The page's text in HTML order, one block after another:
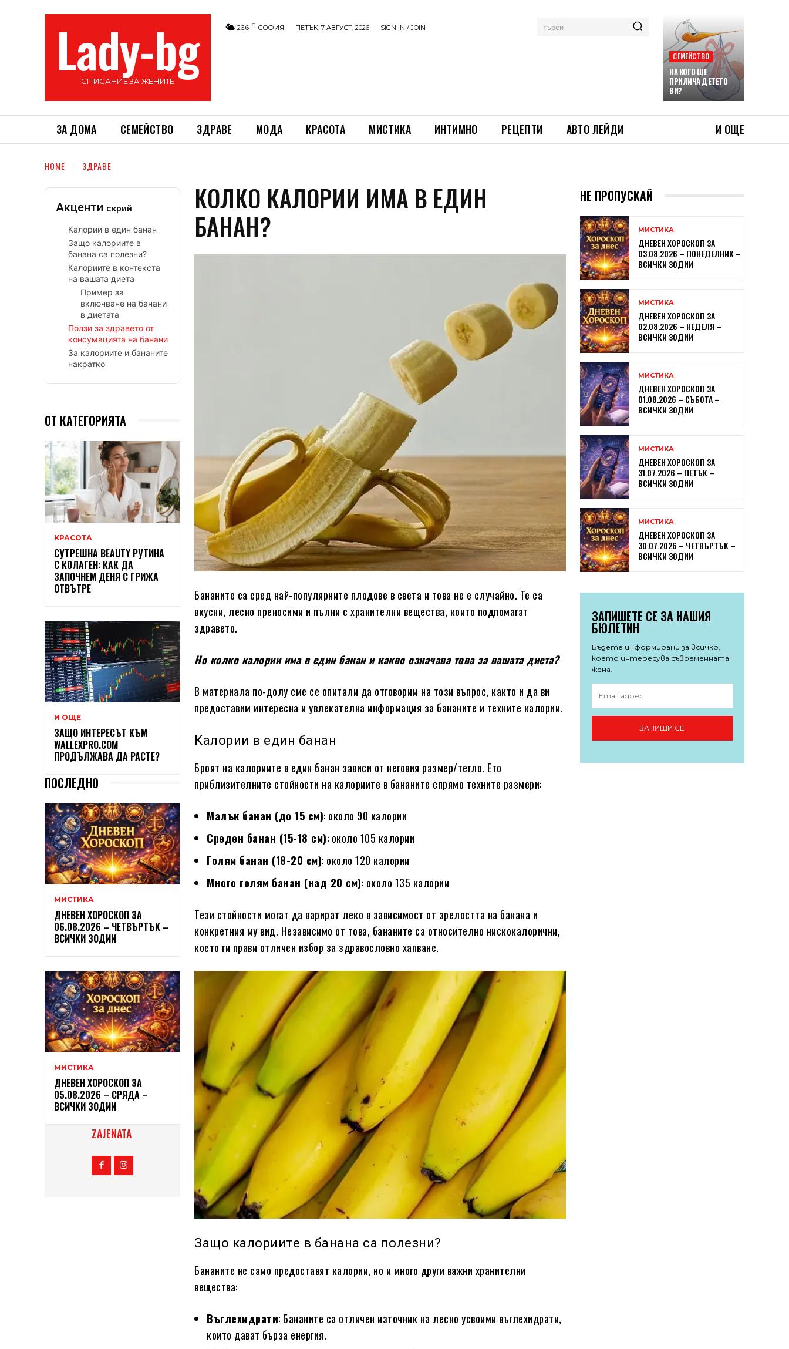
Lady-bg
СПИСАНИЕ ЗА ЖЕНИТЕ
26.6 C СОФИЯ ПЕТЪК, 7 АВГУСТ, 2026 SIGN IN / JOIN търси
СЕМЕЙСТВО
НА КОГО ЩЕ
ПРИЛИЧА ДЕТЕТО
ВИ?
ЗА ДОМА СЕМЕЙСТВО ЗДРАВЕ МОДА КРАСОТА МИСТИКА ИНТИМНО РЕЦЕПТИ АВТО ЛЕЙДИ И ОЩЕ
HOME ЗДРАВЕ
Акценти скрий
Калории в един банан
Защо калориите в
банана са полезни?
Калориите в контекста
на вашата диета
Пример за
включване на банани
в диетата
Ползи за здравето от
консумацията на банани
За калориите и бананите
накратко
ОТ КАТЕГОРИЯТА
КРАСОТА
СУТРЕШНА BEAUTY РУТИНА
С КОЛАГЕН: КАК ДА
ЗАПОЧНЕМ ДЕНЯ С ГРИЖА
ОТВЪТРЕ
И ОЩЕ
ЗАЩО ИНТЕРЕСЪТ КЪМ
WALLEXPRO.COM
ПРОДЪЛЖАВА ДА РАСТЕ?
ПОСЛЕДНО
МИСТИКА
ДНЕВЕН ХОРОСКОП ЗА
06.08.2026 – ЧЕТВЪРТЪК –
ВСИЧКИ ЗОДИИ
МИСТИКА
ДНЕВЕН ХОРОСКОП ЗА
05.08.2026 – СРЯДА –
ВСИЧКИ ЗОДИИ
ZAJENATA
КОЛКО КАЛОРИИ ИМА В ЕДИН
БАНАН?
Бананите са сред най-популярните плодове в света и това не е случайно. Те са
вкусни, лесно преносими и пълни с хранителни вещества, които подпомагат
здравето.
Но колко калории има в един банан и какво означава това за вашата диета?
В материала по-долу сме се опитали да отговорим на този въпрос, както и да ви
предоставим интересна и увлекателна информация за бананите и техните калории.
Калории в един банан
Броят на калориите в един банан зависи от неговия размер/тегло. Ето
приблизителните стойности на калориите в бананите спрямо техните размери:
Малък банан (до 15 см): около 90 калории
Среден банан (15-18 см): около 105 калории
Голям банан (18-20 см): около 120 калории
Много голям банан (над 20 см): около 135 калории
Тези стойности могат да варират леко в зависимост от зрелостта на банана и
конкретния му вид. Независимо от това, бананите са относително нискокалорични,
което ги прави отличен избор за здравословно хапване.
Защо калориите в банана са полезни?
Бананите не само предоставят калории, но и много други важни хранителни
вещества:
Въглехидрати: Бананите са отличен източник на лесно усвоими въглехидрати,
които дават бърза енергия.
НЕ ПРОПУСКАЙ
МИСТИКА
ДНЕВЕН ХОРОСКОП ЗА
03.08.2026 – ПОНЕДЕЛНИК –
ВСИЧКИ ЗОДИИ
МИСТИКА
ДНЕВЕН ХОРОСКОП ЗА
02.08.2026 – НЕДЕЛЯ –
ВСИЧКИ ЗОДИИ
МИСТИКА
ДНЕВЕН ХОРОСКОП ЗА
01.08.2026 – СЪБОТА –
ВСИЧКИ ЗОДИИ
МИСТИКА
ДНЕВЕН ХОРОСКОП ЗА
31.07.2026 – ПЕТЪК –
ВСИЧКИ ЗОДИИ
МИСТИКА
ДНЕВЕН ХОРОСКОП ЗА
30.07.2026 – ЧЕТВЪРТЪК –
ВСИЧКИ ЗОДИИ
ЗАПИШЕТЕ СЕ ЗА НАШИЯ
БЮЛЕТИН
Бъдете информирани за всичко,
което интересува съвременната
жена.
ЗАПИШИ СЕ